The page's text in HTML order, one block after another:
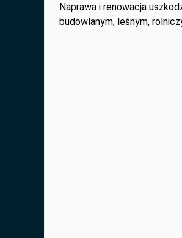
Naprawa i renowacja
budowlanym, leśnym,